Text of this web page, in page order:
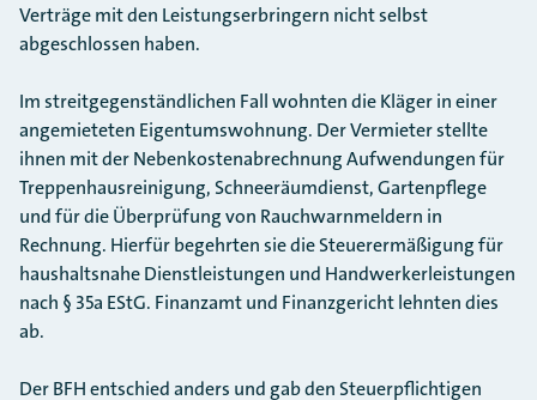
Verträge mit den Leistungserbringern nicht selbst
abgeschlossen haben.
Im streitgegenständlichen Fall wohnten die Kläger in einer
angemieteten Eigentumswohnung. Der Vermieter stellte
ihnen mit der Nebenkostenabrechnung Aufwendungen für
Treppenhausreinigung, Schneeräumdienst, Gartenpflege
und für die Überprüfung von Rauchwarnmeldern in
Rechnung. Hierfür begehrten sie die Steuerermäßigung für
haushaltsnahe Dienstleistungen und Handwerker­leistungen
nach § 35a EStG. Finanzamt und Finanzgericht lehnten dies
ab.
Der BFH entschied anders und gab den Steuerpflichtigen